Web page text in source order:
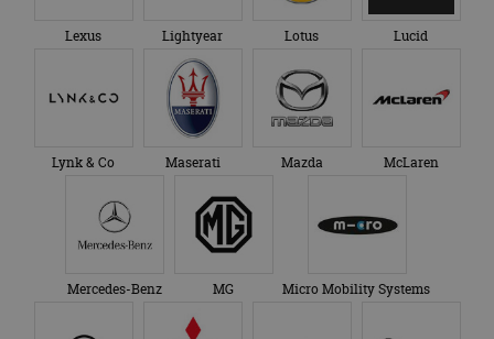
Lexus Lightyear Lotus Lucid
Lynk & Co Maserati Mazda McLaren
Mercedes-Benz MG Micro Mobility Systems